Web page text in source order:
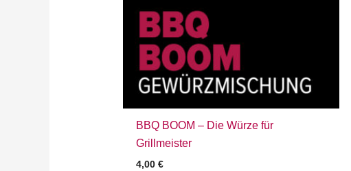
BBQ BOOM – Die Würze für
Grillmeister
4,00 €